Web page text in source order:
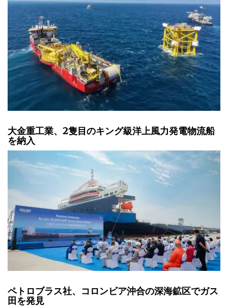
大金重工業、2隻目のキング級洋上風力発電物流船
を納入
ペトロブラス社、コロンビア沖合の深海鉱区でガス
田を発見